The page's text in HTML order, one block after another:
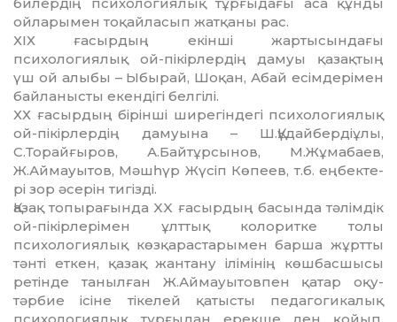
билердің психологиялық тұрғыдағы аса құнды
ойларымен тоқай­ласып жатқаны рас.
ХІХ ғасырдың екінші жартысындағы
психологиялық ой-пікірлердің дамуы қа­зақ­тың
үш ой алыбы – Ыбырай, Шоқан, Абай есімдерімен
байланысты екендігі бел­гілі.
ХХ ғасырдың бірінші ширегіндегі пси­хо­логиялық
ой-пікірлердің дамуына – Ш.Құдайбердіұлы,
С.Торайғыров, А.Бай­тұрсынов, М.Жұмабаев,
Ж.Аймауытов, Мәшһүр Жүсіп Көпеев, т.б. еңбек­те­
рі зор әсерін тигізді.
Қазақ топырағында XX ғасырдың ба­сында тәлімдік
ой-пікірлерімен ұлттық ко­лоритке толы
психологиялық көзқа­рас­тарымен барша жұртты
тәнті еткен, қазақ жантану ілімінің көшбасшысы
ретінде танылған Ж.Аймауытовпен қатар оқу-
тәрбие ісіне тікелей қатысты педагогика­лық